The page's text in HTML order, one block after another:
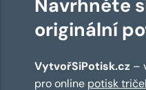
Navrhněte
originální
VytvořSiPotisk.cz –
pro online potisk